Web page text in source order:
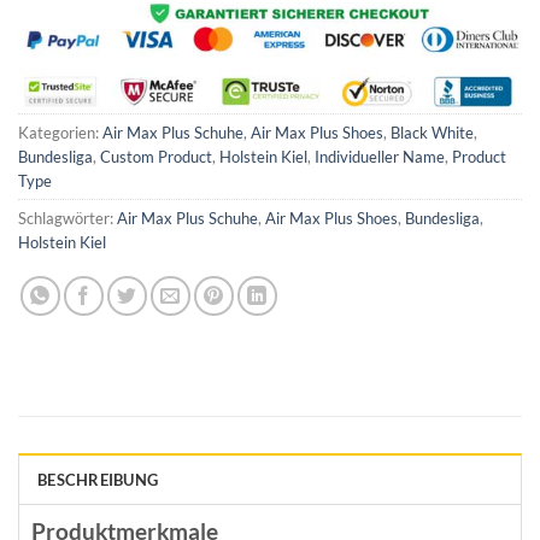
Kategorien:Air Max Plus Schuhe, Air Max Plus Shoes, Black White,
Bundesliga, Custom Product, Holstein Kiel, Individueller Name, Product
Type
Schlagwörter:Air Max Plus Schuhe, Air Max Plus Shoes, Bundesliga,
Holstein Kiel
BESCHREIBUNG
Produktmerkmale